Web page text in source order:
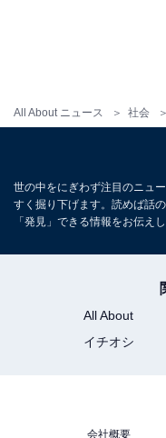
All About ニュース 社会
世の中をにぎわず注目のニュ
すく掘り下げます。読めば話
「発見」できる情報をお伝えし
All About
イチオシ
会社概要